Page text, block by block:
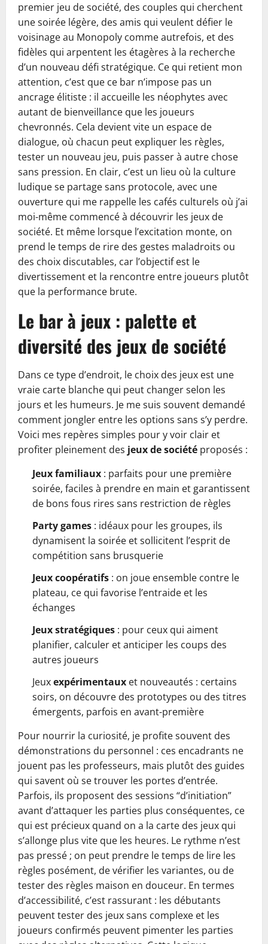
premier jeu de société, des couples qui cherchent
une soirée légère, des amis qui veulent défier le
voisinage au Monopoly comme autrefois, et des
fidèles qui arpentent les étagères à la recherche
d’un nouveau défi stratégique. Ce qui retient mon
attention, c’est que ce bar n’impose pas un
ancrage élitiste : il accueille les néophytes avec
autant de bienveillance que les joueurs
chevronnés. Cela devient vite un espace de
dialogue, où chacun peut expliquer les règles,
tester un nouveau jeu, puis passer à autre chose
sans pression. En clair, c’est un lieu où la culture
ludique se partage sans protocole, avec une
ouverture qui me rappelle les cafés culturels où j’ai
moi-même commencé à découvrir les jeux de
société. Et même lorsque l’excitation monte, on
prend le temps de rire des gestes maladroits ou
des choix discutables, car l’objectif est le
divertissement et la rencontre entre joueurs plutôt
que la performance brute.
Le bar à jeux : palette et
diversité des jeux de société
Dans ce type d’endroit, le choix des jeux est une
vraie carte blanche qui peut changer selon les
jours et les humeurs. Je me suis souvent demandé
comment jongler entre les options sans s’y perdre.
Voici mes repères simples pour y voir clair et
profiter pleinement des jeux de société proposés :
Jeux familiaux : parfaits pour une première
soirée, faciles à prendre en main et garantissent
de bons fous rires sans restriction de règles
Party games : idéaux pour les groupes, ils
dynamisent la soirée et sollicitent l’esprit de
compétition sans brusquerie
Jeux coopératifs : on joue ensemble contre le
plateau, ce qui favorise l’entraide et les
échanges
Jeux stratégiques : pour ceux qui aiment
planifier, calculer et anticiper les coups des
autres joueurs
Jeuxexpérimentaux et nouveautés : certains
soirs, on découvre des prototypes ou des titres
émergents, parfois en avant-première
Pour nourrir la curiosité, je profite souvent des
démonstrations du personnel : ces encadrants ne
jouent pas les professeurs, mais plutôt des guides
qui savent où se trouver les portes d’entrée.
Parfois, ils proposent des sessions “d’initiation”
avant d’attaquer les parties plus conséquentes, ce
qui est précieux quand on a la carte des jeux qui
s’allonge plus vite que les heures. Le rythme n’est
pas pressé ; on peut prendre le temps de lire les
règles posément, de vérifier les variantes, ou de
tester des règles maison en douceur. En termes
d’accessibilité, c’est rassurant : les débutants
peuvent tester des jeux sans complexe et les
joueurs confirmés peuvent pimenter les parties